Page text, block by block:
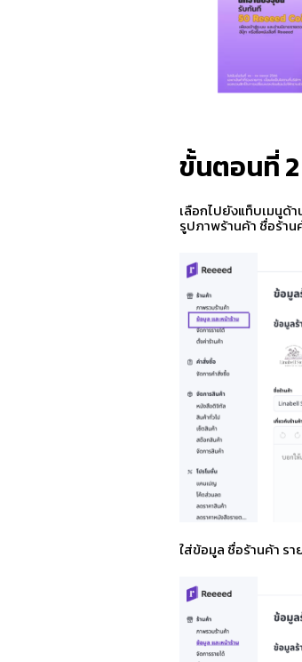
ขั้นตอนที่2
เลือกไปยังแท็บเมนูด้า
รูปภาพร้านค้า ชื่อร้าน
ใส่ข้อมูล ชื่อร้านค้า ร